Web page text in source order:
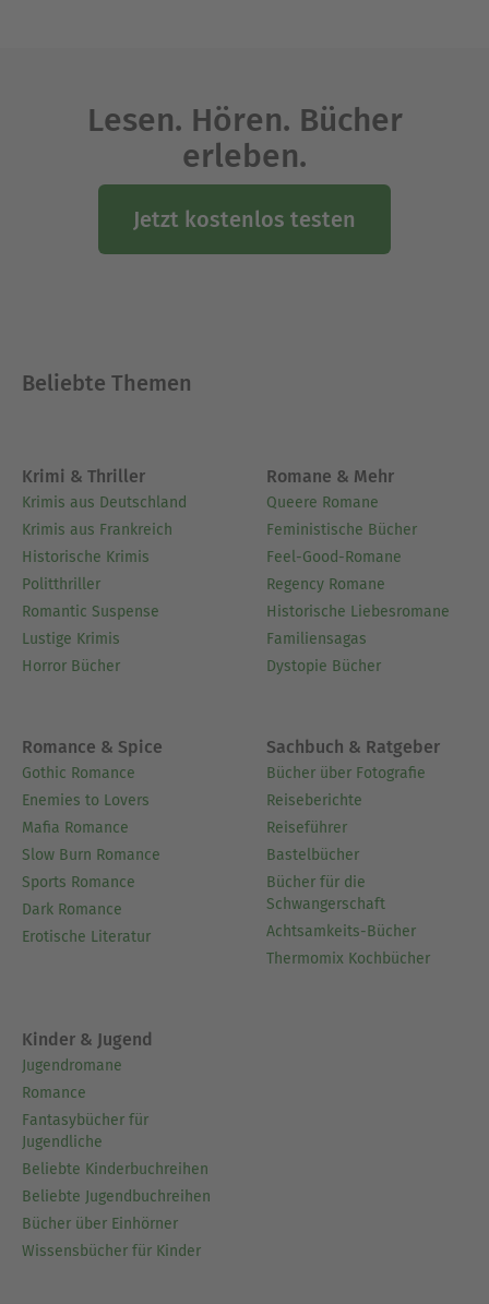
Lesen. Hören. Bücher
erleben.
Jetzt kostenlos testen
Beliebte Themen
Krimi & Thriller
Krimis aus Deutschland
Krimis aus Frankreich
Historische Krimis
Politthriller
Romantic Suspense
Lustige Krimis
Horror Bücher
Romane & Mehr
Queere Romane
Feministische Bücher
Feel-Good-Romane
Regency Romane
Historische Liebesromane
Familiensagas
Dystopie Bücher
Romance & Spice
Gothic Romance
Enemies to Lovers
Mafia Romance
Slow Burn Romance
Sports Romance
Dark Romance
Erotische Literatur
Sachbuch & Ratgeber
Bücher über Fotografie
Reiseberichte
Reiseführer
Bastelbücher
Bücher für die
Schwangerschaft
Achtsamkeits-Bücher
Thermomix Kochbücher
Kinder & Jugend
Jugendromane
Romance
Fantasybücher für
Jugendliche
Beliebte Kinderbuchreihen
Beliebte Jugendbuchreihen
Bücher über Einhörner
Wissensbücher für Kinder